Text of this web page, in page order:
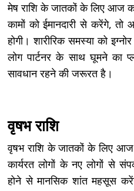
मेष राशि के जातकों के लिए आज
कामों को ईमानदारी से करेंगे, तो
होगी। शारीरिक समस्या को
लोग पार्टनर के साथ घूमने का
सावधान रहने की जरूरत है।
वृषभ राशि
वृषभ राशि के जातकों के लिए
कार्यरत लोगों के नए लोगों से
होने से मानसिक शांत महसूस